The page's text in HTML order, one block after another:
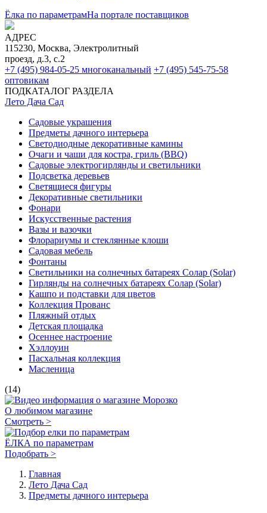
Ёлка по параметрамНа портале поставщиков
АДРЕС
115230, Москва, Электролитный
проезд, д.3, с.2
+7 (495) 984-05-25 многоканальный +7 (495) 545-75-58
оптовикам
ПОДКАТАЛОГ РАЗДЕЛА
Лето Дача Сад
Садовые украшения
Предметы дачного интерьера
Светодиодные декоративные камины
Очаги и чаши для костра, гриль (BBQ)
Садовые электрогирлянды и светильники
Подсветка деревьев
Светящиеся фигуры
Декоративные светильники
Фонари
Искусственные растения
Вазы и вазочки
Флорариумы и стеклянные клоши
Садовая мебель
Фонтаны
Светильники на солнечных батареях Солар (Solar)
Гирлянды на солнечных батареях Солар (Solar)
Кашпо и подставки для цветов
Коллекция Прованс
Пляжный отдых
Детская площадка
Осеннее настроение
Хэллоуин
Пасхальная коллекция
Масленица
(14)
О любимом магазине
Смотреть >
ЁЛКА по параметрам
Подобрать >
Главная
Лето Дача Сад
Предметы дачного интерьера